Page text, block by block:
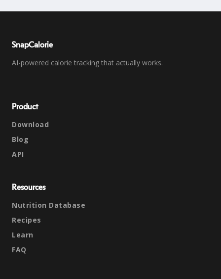
SnapCalorie
AI-powered calorie tracking that actually works.
Product
Download
Blog
API
Resources
Nutrition Database
Recipes
Learn
FAQ